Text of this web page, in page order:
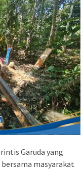
Garuda yang
masyarakat